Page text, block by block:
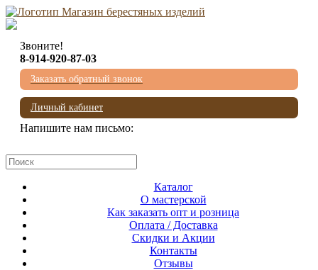
Звоните!
8-914-920-87-03
Заказать обратный звонок
Личный кабинет
Напишите нам письмо:
Каталог
О мастерской
Как заказать опт и розница
Оплата / Доставка
Скидки и Акции
Контакты
Отзывы